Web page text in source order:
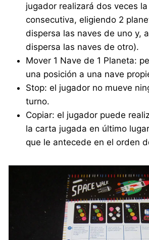
jugador realizará dos veces
consecutiva, eligiendo 2
dispersa las naves de uno y,
dispersa las naves de otro).
Mover 1 Nave de 1 Planeta:
una posición a una nave
Stop: el jugador no mueve
turno.
Copiar: el jugador puede
la carta jugada en último
que le antecede en el orden